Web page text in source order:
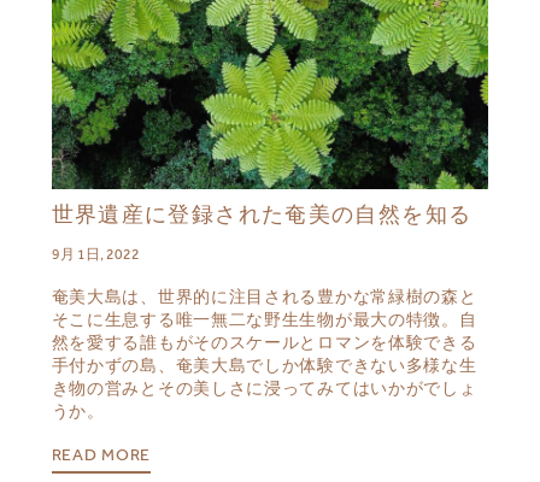
世界遺産に登録された奄美の自然を知る
9月 1日, 2022
奄美大島は、世界的に注目される豊かな常緑樹の森と
そこに生息する唯一無二な野生生物が最大の特徴。自
然を愛する誰もがそのスケールとロマンを体験できる
手付かずの島、奄美大島でしか体験できない多様な生
き物の営みとその美しさに浸ってみてはいかがでしょ
うか。
READ MORE